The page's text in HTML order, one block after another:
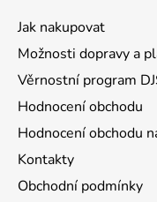
Jak nakupovat
Možnosti dopravy a
Věrnostní program
Hodnocení obchodu
Hodnocení obchodu
Kontakty
Obchodní podmínky